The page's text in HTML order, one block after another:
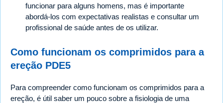
funcionar para alguns homens, mas é importante
abordá-los com expectativas realistas e consultar um
profissional de saúde antes de os utilizar.
Como funcionam os comprimidos para a
ereção PDE5
Para compreender como funcionam os comprimidos para a
ereção, é útil saber um pouco sobre a fisiologia de uma